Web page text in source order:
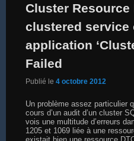
Cluster Resource
clustered service
application
Failed
Publié le 4 octobre 2012
Un problème assez particulier
cours d’un audit d’un cluster
vois une multitude d’erreurs
1205 et 1069 liée à une